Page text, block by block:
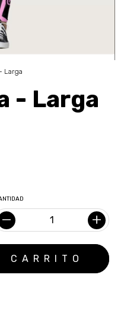
Larga
- Larga